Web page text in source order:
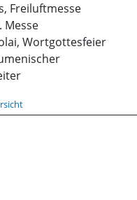
Freiluftmesse
Messe
Wortgottesfeier